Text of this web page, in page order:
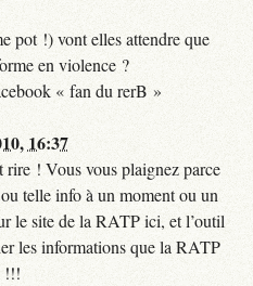
pot !) vont elles attendre que
en violence ?
« fan du rerB »
16:37
rire ! Vous vous plaignez parce
telle info à un moment ou un
le site de la RATP ici, et l’outil
les informations que la RATP
!!!